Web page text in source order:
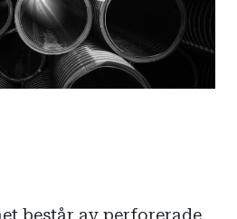
består av perforerade